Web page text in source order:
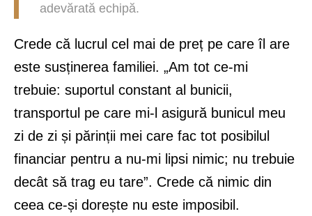
adevărată echipă.
Crede că lucrul cel mai de preț pe care îl are
este susținerea familiei. „Am tot ce-mi
trebuie: suportul constant al bunicii,
transportul pe care mi-l asigură bunicul meu
zi de zi și părinții mei care fac tot posibilul
financiar pentru a nu-mi lipsi nimic; nu trebuie
decât să trag eu tare”. Crede că nimic din
ceea ce-și dorește nu este imposibil.